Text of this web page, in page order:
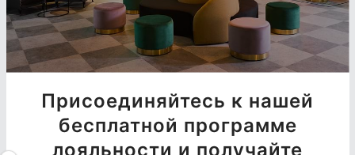
Присоединяйтесь к нашей
бесплатной программе
лояльности и получайте